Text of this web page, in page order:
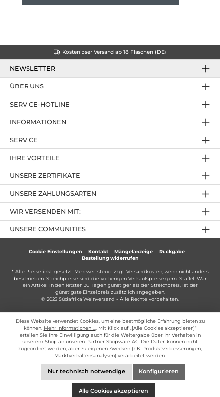
Kostenloser Versand ab 18 Flaschen (DE)
NEWSLETTER
SERVICE-HOTLINE
IHRE VORTEILE
UNSERE ZAHLUNGSARTEN
ÜBER UNS
UNSERE ZERTIFIKATE
INFORMATIONEN
SERVICE
UNSERE COMMUNITIES
WIR VERSENDEN MIT:
Cookie Einstellungen Kontakt Mängelanzeige
Rückgabe
Bestellung widerrufen
* Alle Preise inkl. gesetzl. Mehrwertsteuer zzgl. Versandkosten, wenn nicht anders
beschrieben. Streichpreise sind die vorherigen Verkaufspreise gem. Staffel. War
ein Artikel in den letzten 30 Tagen günstiger als der Streichpreis, ist der
günstigste Einzelpreis zusätzlich angegeben.
© 2026 Südafrika Weinversand - Alle Rechte vorbehalten.
Diese Website verwendet Cookies, um eine bestmögliche Erfahrung bieten zu
können. Mehr Informationen ...
. Mit Klick auf „[Alle Cookies akzeptieren]“
erteilen Sie Ihre Einwilligung auch für die Weitergabe über Ihr Verhalten in
unserem Shop an unseren Partner Shopware AG. Die Daten können nicht
zugeordnet werden, aber zu eigenen Zwecken (z.B. Produktverbesserungen,
Marktverhaltensanalysen) verarbeitet werden.
Nur technisch notwendige Konfigurieren
Alle Cookies akzeptieren